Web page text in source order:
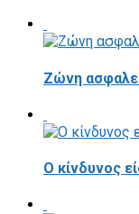
Ζώνη
Ο κίνδυνος